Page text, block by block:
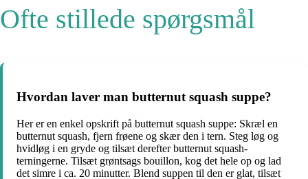
Ofte stillede spørgsmål
Hvordan laver man butternut squash suppe?
Her er en enkel opskrift på butternut squash suppe: Skræl en
butternut squash, fjern frøene og skær den i tern. Steg løg og
hvidløg i en gryde og tilsæt derefter butternut squash-
terningerne. Tilsæt grøntsags bouillon, kog det hele op og lad
det simre i ca. 20 minutter. Blend suppen til den er glat, tilsæt